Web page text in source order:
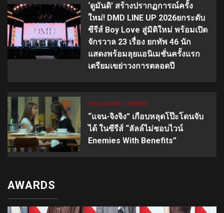
‘ดูมันดิ’ สร้างปรากฏการณ์ครั้ง
ใหม่! DMD LINE UP 2026ยกระดับ
ซีรีส์ Boy Love สู่มิติใหม่ พร้อมเปิด
จักรวาล 23 เรื่อง ยกทัพ 46 นัก
แสดงพร้อมลุยแอนิเมชั่นครั้งแรก
เตรียมเขย่าวงการตลอดปี
TV & MOVIE UPDATE
“แจน-จิงจิง” เกือบหลุดโป๊ะโดนจับ
ได้ ในซีรีส์ “ลัลล์ไม่ชอบไวน์
Enemies With Benefits”
AWARDS